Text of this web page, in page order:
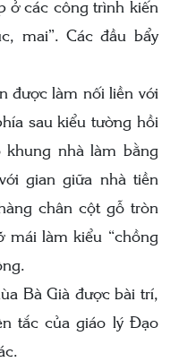
ở các công trình kiến
mai”. Các đầu bẩy
được làm nối liền với
sau kiểu tường hồi
nhà làm bằng
gian giữa nhà tiền
chân cột gỗ tròn
mái làm kiểu “chồng
Bà Già được bài trí,
tắc của giáo lý Đạo